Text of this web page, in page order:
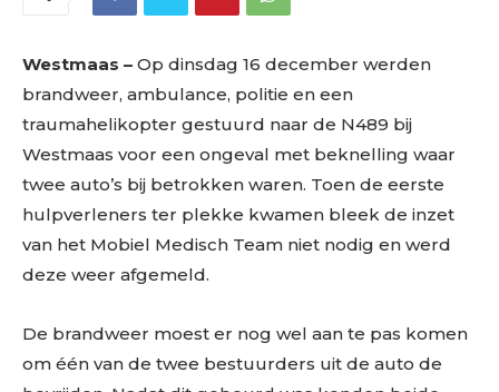
Westmaas – Op dinsdag 16 december werden
brandweer, ambulance, politie en een
traumahelikopter gestuurd naar de N489 bij
Westmaas voor een ongeval met beknelling waar
twee auto’s bij betrokken waren. Toen de eerste
hulpverleners ter plekke kwamen bleek de inzet
van het Mobiel Medisch Team niet nodig en werd
deze weer afgemeld.
De brandweer moest er nog wel aan te pas komen
om één van de twee bestuurders uit de auto de